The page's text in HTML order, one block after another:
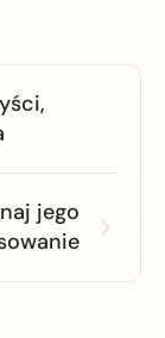
jego